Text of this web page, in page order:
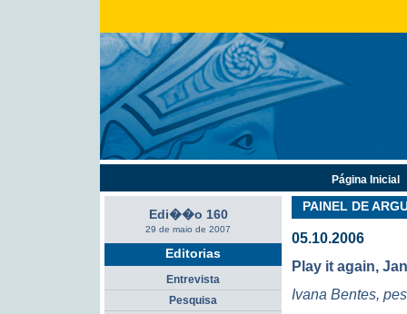
PAINEL DE
05.10.2006
Play it again,
Ivana Bentes,
Edi��o 160
29 de maio de 2007
Editorias
Entrevista
Pesquisa
Página Inicial